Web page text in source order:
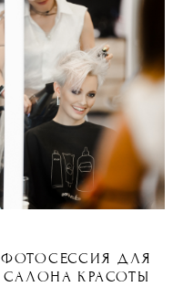
ФОТОСЕССИЯ ДЛЯ
САЛОНА КРАСОТЫ